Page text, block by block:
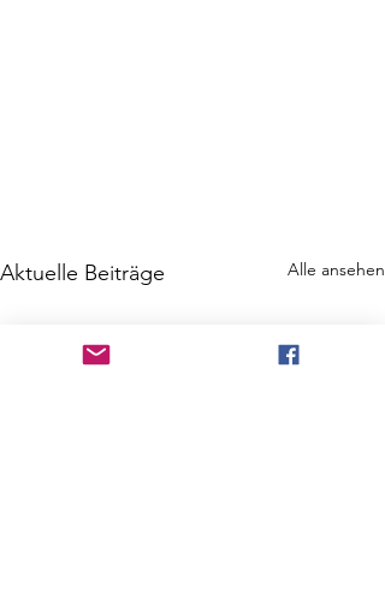
Aktuelle Beiträge Alle ansehen